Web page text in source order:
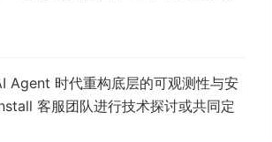
Agent 时代重构底层的可观测性与安
客服团队进行技术探讨或共同定